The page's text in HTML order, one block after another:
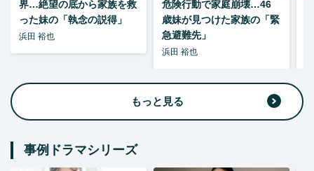
界…絶望の底から家族を救
った妹の「執念の説得」
浜田 裕也
危険行動で家庭崩壊…46
歳妹が見つけた家族の「緊
急避難先」
浜田 裕也
もっと見る
事例ドラマシリーズ